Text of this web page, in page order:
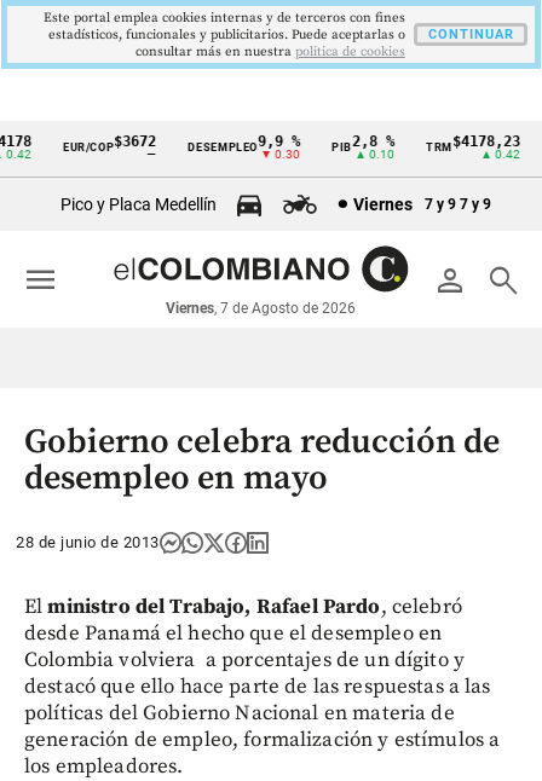
Cintillo
económicos
Colombia
EUR/COP$3672 DESEMPLEO 9,9 %
▼ 0.30
PIB2,8 %
▲ 0.10
TRM$4178,23
▲ 0.42
Pico y Placa Medellín Viernes 7 y 9 7 y 9
person search
Viernes, 7 de Agosto de 2026
menu
Gobierno celebra reducción de
desempleo en mayo
28 de junio de 2013
Elministro del Trabajo, Rafael Pardo, celebró
desde Panamá el hecho que el desempleo en
Colombia volviera a porcentajes de un dígito y
destacó que ello hace parte de las respuestas a las
políticas del Gobierno Nacional en materia de
generación de empleo, formalización y estímulos a
los empleadores.
Este portal emplea cookies internas y de terceros con fines
estadísticos, funcionales y publicitarios. Puede aceptarlas o
consultar más en nuestra politica de cookies
CONTINUAR